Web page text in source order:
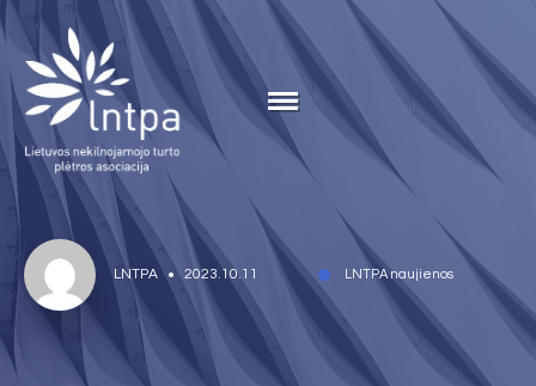
LNTPA 2023.10.11 LNTPA naujienos